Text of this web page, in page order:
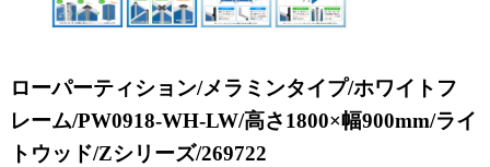
ローパーティション/メラミンタイプ/ホワイトフ
レーム/PW0918-WH-LW/高さ1800×幅900mm/ライ
トウッド/Zシリーズ/269722